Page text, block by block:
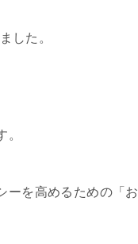
した。
。
ーを高めるための「お